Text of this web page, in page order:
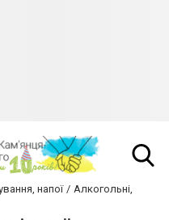
напої
Алкогольні,